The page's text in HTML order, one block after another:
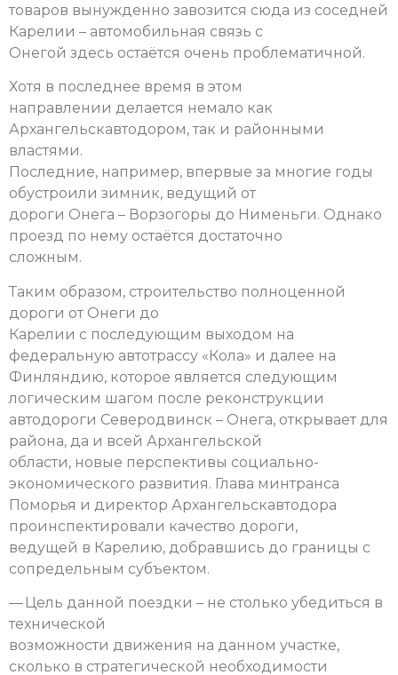
товаров вынужденно завозится сюда из соседней
Карелии – автомобильная связь с
Онегой здесь остаётся очень проблематичной.
Хотя в последнее время в этом
направлении делается немало как
Архангельскавтодором, так и районными
властями.
Последние, например, впервые за многие годы
обустроили зимник, ведущий от
дороги Онега – Ворзогоры до Нименьги. Однако
проезд по нему остаётся достаточно
сложным.
Таким образом, строительство полноценной
дороги от Онеги до
Карелии с последующим выходом на
федеральную автотрассу «Кола» и далее на
Финляндию, которое является следующим
логическим шагом после реконструкции
автодороги Северодвинск – Онега, открывает для
района, да и всей Архангельской
области, новые перспективы социально-
экономического развития. Глава минтранса
Поморья и директор Архангельскавтодора
проинспектировали качество дороги,
ведущей в Карелию, добравшись до границы с
сопредельным субъектом.
— Цель данной поездки – не столько убедиться в
технической
возможности движения на данном участке,
сколько в стратегической необходимости